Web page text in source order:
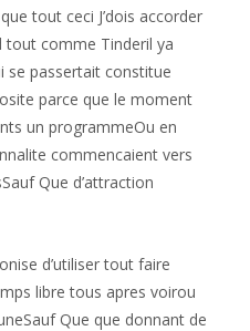
tout ceci J’dois accorder
tout comme Tinderil ya
se passertait constitue
parce que le moment
un programmeOu en
commencaient vers
Que d’attraction
d’utiliser tout faire
libre tous apres voirou
Que que donnant de